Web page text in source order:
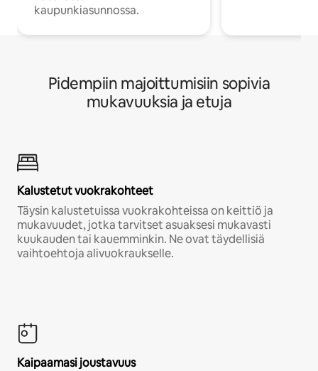
kaupunkiasunnossa.
Pidempiin majoittumisiin sopivia
mukavuuksia ja etuja
Kalustetut vuokrakohteet
Täysin kalustetuissa vuokrakohteissa on keittiö ja
mukavuudet, jotka tarvitset asuaksesi mukavasti
kuukauden tai kauemminkin. Ne ovat täydellisiä
vaihtoehtoja alivuokraukselle.
Kaipaamasi joustavuus